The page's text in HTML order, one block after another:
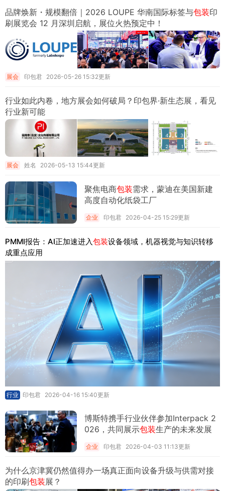
品牌焕新・规模翻倍｜2026 LOUPE 华南国际标签与包装印
刷展览会 12 月深圳启航，展位火热预定中！
展会 印包君 2026-05-26 15:32更新
行业如此内卷，地方展会如何破局？印包界·新生态展，看见
行业新可能
展会 姓名 2026-05-13 15:44更新
聚焦电商包装需求，蒙迪在美国新建
高度自动化纸袋工厂
企业 印包君 2026-04-25 15:29更新
PMMI报告：AI正加速进入包装设备领域，机器视觉与知识转移
成重点应用
行业 印包君 2026-04-16 15:40更新
博斯特携手行业伙伴参加Interpack 2
026，共同展示包装生产的未来发展
企业 印包君 2026-04-03 11:13更新
为什么京津冀仍然值得办一场真正面向设备升级与供需对接
的印刷包装展？